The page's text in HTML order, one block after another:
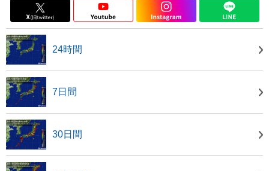
24時間
7日間
30日間